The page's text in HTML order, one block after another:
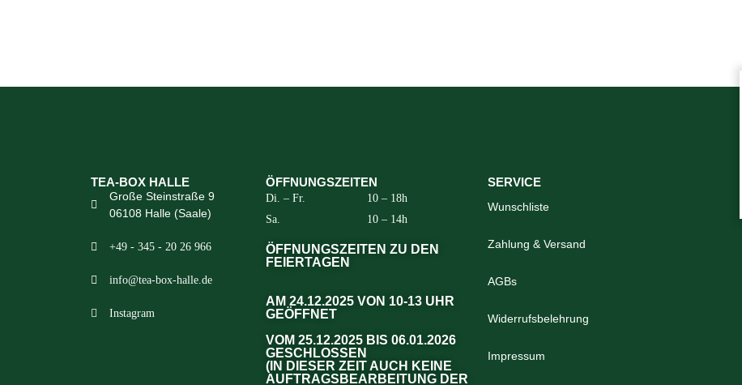
TEA-BOX HALLE
Große Steinstraße 9
06108 Halle (Saale)
+49 - 345 - 20 26 966
info@tea-box-halle.de
Instagram
ÖFFNUNGSZEITEN
Di. – Fr.
10 – 18h
Sa.
10 – 14h
ÖFFNUNGSZEITEN ZU DEN
FEIERTAGEN
AM 24.12.2025 VON 10-13 UHR
GEÖFFNET
VOM 25.12.2025 BIS 06.01.2026
GESCHLOSSEN
(IN DIESER ZEIT AUCH KEINE
AUFTRAGSBEARBEITUNG DER
SERVICE
Wunschliste
Zahlung & Versand
AGBs
Widerrufsbelehrung
Impressum